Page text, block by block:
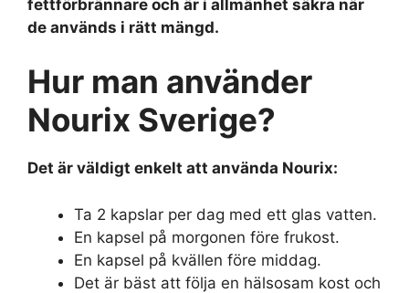
fettförbrännare och är i allmänhet säkra när
de används i rätt mängd.
Hur man använder
Nourix Sverige?
Det är väldigt enkelt att använda Nourix:
Ta 2 kapslar per dag med ett glas vatten.
En kapsel på morgonen före frukost.
En kapsel på kvällen före middag.
Det är bäst att följa en hälsosam kost och